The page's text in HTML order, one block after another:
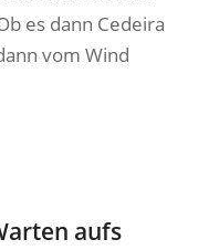
es dann Cedeira
vom Wind
aufs